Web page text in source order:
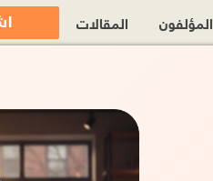
المؤلفون المقالات